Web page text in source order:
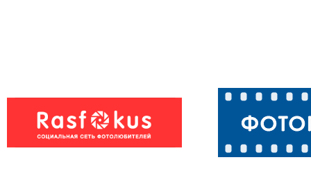
Белочка в Эко-
парке